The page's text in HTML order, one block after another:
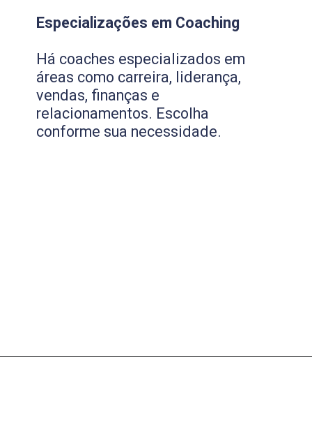
Especializações em Coaching
Há coaches especializados em
áreas como carreira, liderança,
vendas, finanças e
relacionamentos. Escolha
conforme sua necessidade.